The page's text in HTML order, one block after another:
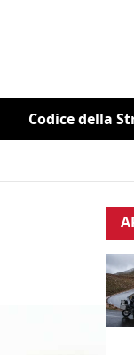
Codice della